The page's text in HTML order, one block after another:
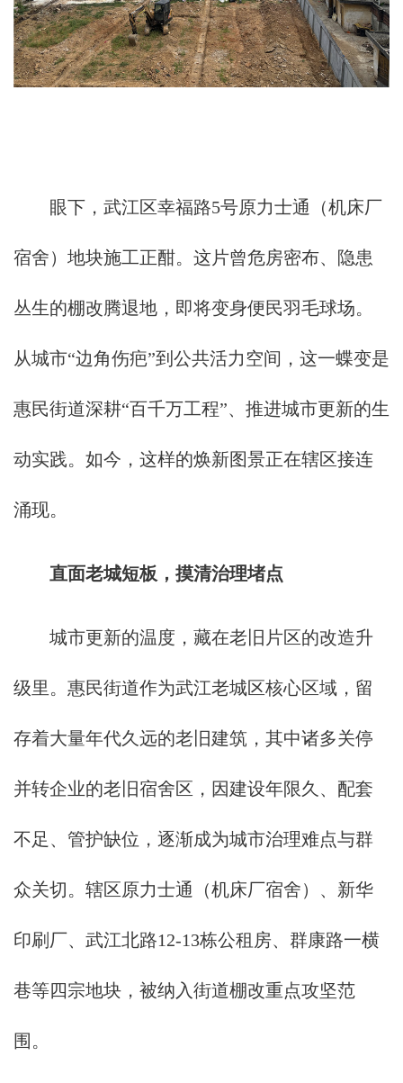
眼下，武江区幸福路5号原力士通（机床厂
宿舍）地块施工正酣。这片曾危房密布、隐患
丛生的棚改腾退地，即将变身便民羽毛球场。
从城市“边角伤疤”到公共活力空间，这一蝶变是
惠民街道深耕“百千万工程”、推进城市更新的生
动实践。如今，这样的焕新图景正在辖区接连
涌现。
直面老城短板，摸清治理堵点
城市更新的温度，藏在老旧片区的改造升
级里。惠民街道作为武江老城区核心区域，留
存着大量年代久远的老旧建筑，其中诸多关停
并转企业的老旧宿舍区，因建设年限久、配套
不足、管护缺位，逐渐成为城市治理难点与群
众关切。辖区原力士通（机床厂宿舍）、新华
印刷厂、武江北路12-13栋公租房、群康路一横
巷等四宗地块，被纳入街道棚改重点攻坚范
围。